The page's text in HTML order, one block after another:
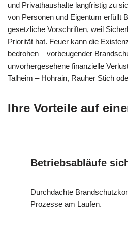
und Privathaushalte langfristig zu
von Personen und Eigentum erfüllt
gesetzliche Vorschriften, weil
Priorität hat. Feuer kann die
bedrohen – vorbeugender
unvorhergesehene finanzielle
Talheim – Hohrain, Rauher Stich
Ihre Vorteile auf
Betriebsabläufe
Durchdachte
Prozesse am Laufen.